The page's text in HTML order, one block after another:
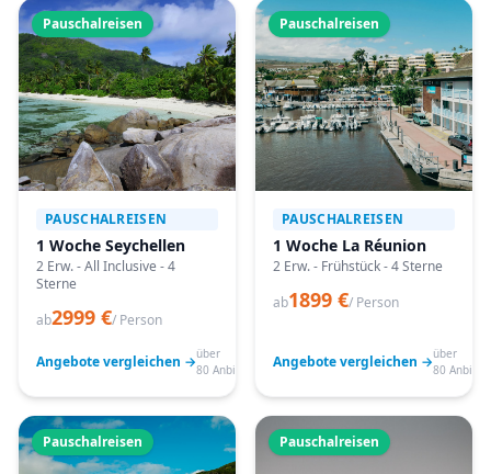
Pauschalreisen
PAUSCHALREISEN
1 Woche Seychellen
2 Erw. - All Inclusive - 4
Sterne
ab2999 €/ Person
Angebote vergleichen →über
80 Anbieter
Pauschalreisen
PAUSCHALREISEN
1 Woche La Réunion
2 Erw. - Frühstück - 4 Sterne
ab1899 €/ Person
Angebote vergleichen →über
80
Pauschalreisen Pauschalreisen